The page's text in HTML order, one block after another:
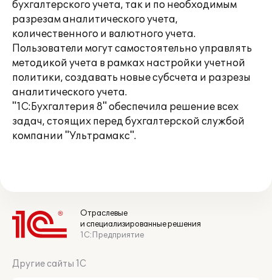
бухгалтерского учета, так и по необходимым
разрезам аналитического учета,
количественного и валютного учета.
Пользователи могут самостоятельно управлять
методикой учета в рамках настройки учетной
политики, создавать новые субсчета и разрезы
аналитического учета.
"1С:Бухгалтерия 8" обеспечила решение всех
задач, стоящих перед бухгалтерской службой
компании "Ультрамакс".
Отраслевые
и специализированные решения
1С:Предприятие
Другие сайты 1С